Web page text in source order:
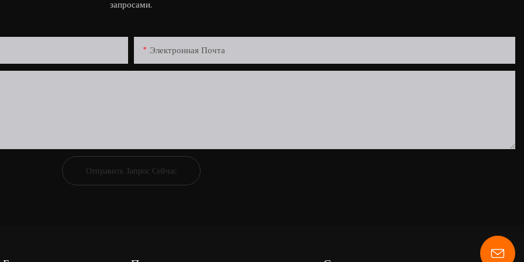
запросами.
Электронная Почта
Отправить Запрос Сейчас